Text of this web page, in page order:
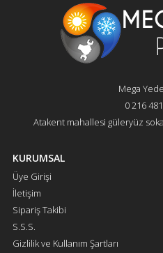
Mega
0 216
Atakent mahallesi güleryüz
KURUMSAL
Üye Girişi
İletişim
Sipariş Takibi
S.S.S.
Gizlilik ve Kullanım Şartları